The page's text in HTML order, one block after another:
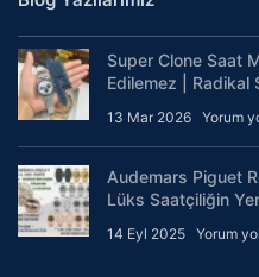
Super Clone Saat
Edilemez | Radikal
13 Mar 2026 Yorum
Audemars Piguet
Lüks Saatçiliğin
14 Eyl 2025 Yorum